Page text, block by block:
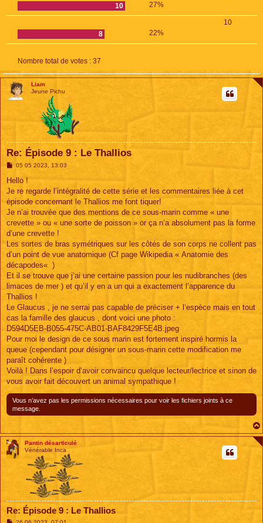
10
27%
10
8
22%
Nombre total de votes : 37
Liam
Jeune Pichu
Re: Épisode 9 : Le Thallios
M
s
a
g
05 05 2023, 13:03
Hello !
Je re regarde l’intégralité de cette série et les commentaires liée à cet
épisode concernant le Thallios me font tiquer!
Je n’ai trouvée que des mentions de ce sous-marin comme « une
crevette » ou « une sorte de poisson » or ça n’a absolument pas la forme
d’une crevette !
Les sortes de bras symétriques sur les côtés de son corps ne collent pas
d’un point de vue anatomique (Cf page Wikipedia « Anatomie des
décapodes« )
Et il se trouve que j’ai une certaine passion pour les nudibranches (des
limaces de mer ) et qu’il y en a un qui a exactement l’apparence du
Thallios !
Le Glaucus , je ne serrai pas capable de préciser + l’espèce mais en tout
cas la famille des glaucus , dont voici une photo :
D594D5EB-B055-475C-AB01-BAF8429F5E4B.jpeg
Pour moi le design de ce sous marin est fortement inspiré hormis la
queue (cependant pour désigner un sous-marin cette modification me
paraît cohérente )
Voilà ! Dans l’espoir d’avoir convaincu quelque lecteur/lectrice et sinon de
vous avoir fait découvert un animal sympathique !
Vous n’avez pas les permissions nécessaires pour voir les fichiers joints à ce
message.
Pantin désarticulé
Vénérable Inca
Re: Épisode 9 : Le Thallios
M